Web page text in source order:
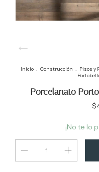
Inicio . Construcción . Pisos y
Porcelanato
¡No te lo